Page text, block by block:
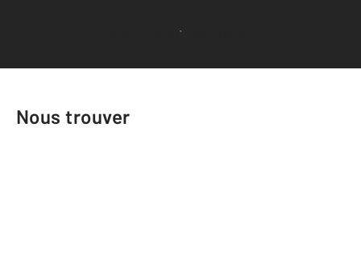
Voir tous les avis clients
Nous trouver